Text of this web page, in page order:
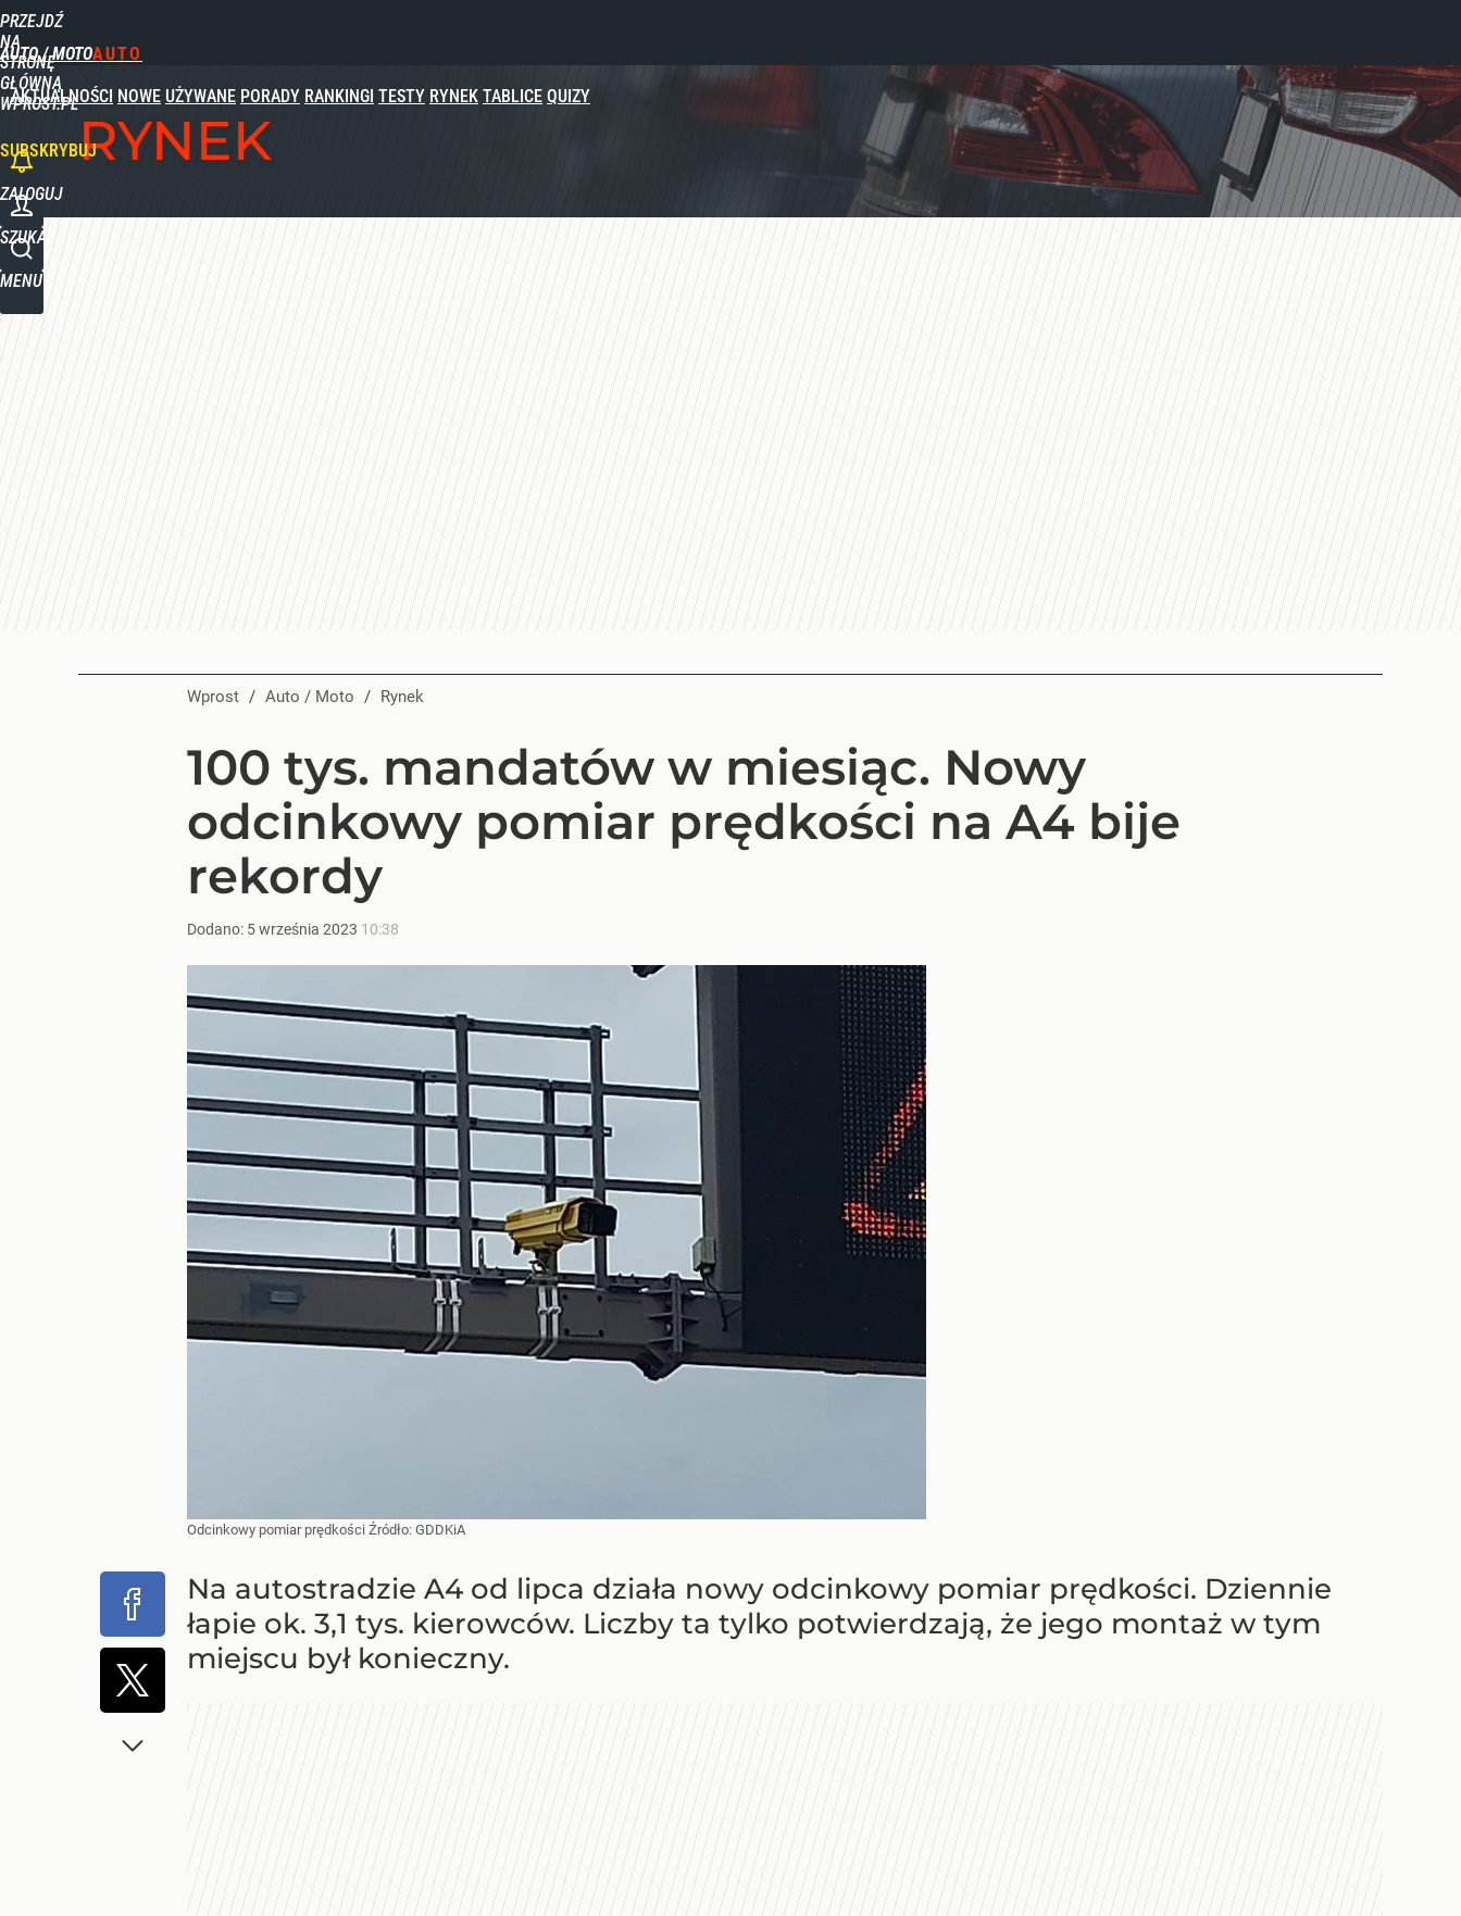
PRZEJDŹ
NA
STRONĘ
GŁÓWNĄ
WPROST.PL
AUTO / MOTO
AKTUALNOŚCI NOWE UŻYWANE PORADY RANKINGI TESTY RYNEK TABLICE QUIZY
SUBSKRYBUJ
ZALOGUJ
SZUKAJ
MENU
RYNEK
Wprost / Auto / Moto / Rynek
100 tys. mandatów w miesiąc. Nowy
odcinkowy pomiar prędkości na A4 bije
rekordy
Dodano: 5września 2023 10:38
Odcinkowy pomiar prędkości Źródło: GDDKiA
Na autostradzie A4 od lipca działa nowy odcinkowy pomiar prędkości. Dziennie
łapie ok. 3,1 tys. kierowców. Liczby ta tylko potwierdzają, że jego montaż w tym
miejscu był konieczny.